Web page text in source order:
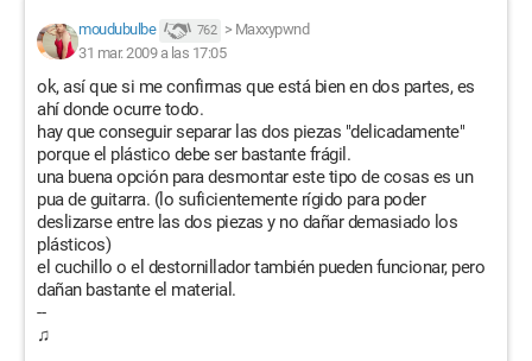
moudubulbe 762 > Maxxypwnd
31 mar. 2009 a las 17:05
ok, así que si me confirmas que está bien en dos partes, es
ahí donde ocurre todo.
hay que conseguir separar las dos piezas "delicadamente"
porque el plástico debe ser bastante frágil.
una buena opción para desmontar este tipo de cosas es un
pua de guitarra. (lo suficientemente rígido para poder
deslizarse entre las dos piezas y no dañar demasiado los
plásticos)
el cuchillo o el destornillador también pueden funcionar, pero
dañan bastante el material.
--
♫